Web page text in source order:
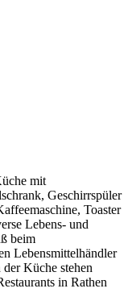
mit
Geschirrspüler
Toaster
Lebens- und
beim
Lebensmittelhändler
Küche stehen
in Rathen